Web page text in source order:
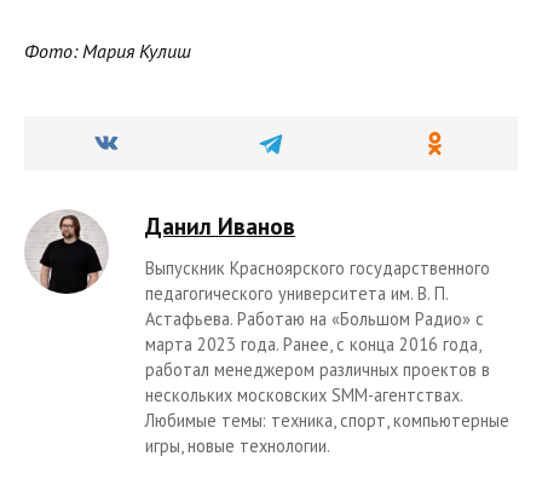
Фото: Мария Кулиш
Данил Иванов
Выпускник Красноярского государственного
педагогического университета им. В. П.
Астафьева. Работаю на «Большом Радио» с
марта 2023 года. Ранее, с конца 2016 года,
работал менеджером различных проектов в
нескольких московских SMM-агентствах.
Любимые темы: техника, спорт, компьютерные
игры, новые технологии.